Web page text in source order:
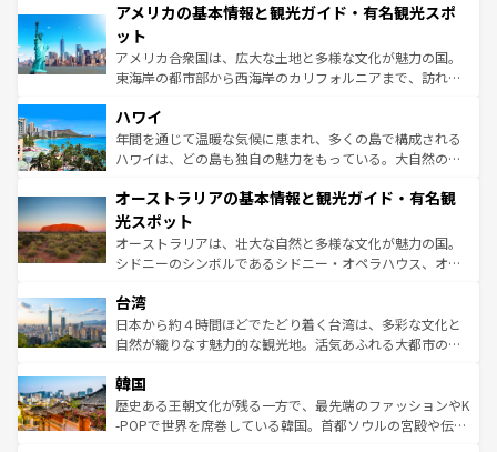
ンツ一覧を参照してほしい。
の建物がそのまま残る町や、スイスならではのユニークな
博物館もあり、アルプス観光だけでなく町歩きも満喫する
ことができる。国民の所得が高いため物価も高いが、旅行
者向けの交通パス提供のサービスもあり、うまく活用すれ
着のスイス情報は
アメリカの基本情報と観光ガイド・有名観光スポ
ット
アメリカ合衆国は、広大な土地と多様な文化が魅力の国。
東海岸の都市部から西海岸のカリフォルニアまで、訪れる
のような巨大都市は、観光、ショッピング、エンターテイ
ンメントが詰まった刺激的なスポットだ。一方、アメリカ
西部には大自然が広がり、グランドキャニオンやイエロー
部のニューオーリンズでは、音楽と美食が融合した独特の
文化が魅力。旅行者はアメリカの各地域で異なる魅力を楽
しみながら、その多様性と豊かな歴史を感じることができ
るだろう。車でのロードトリップや列車の旅も、アメリカ
情報は
ハワイ
年間を通じて温暖な気候に恵まれ、多くの島で構成される
ハワイは、どの島も独自の魅力をもっている。大自然の神
ワイ島は見逃せない。また、定番の観光地といえばオアフ
島だが、静かな自然を求めるならマウイ島やカウアイ島が
おすすめ。エメラルドグリーンに輝く海をはじめ、豊かな
文化や歴史が息づいている。「アロハスピリット」と呼ば
人々、おいしいローカルフードやハワイアンミュージッ
ク、伝統的なフラダンスなど、すべてがハワイの魅力を彩
っている。訪れるたびに新しい発見と感動が待っているハ
はコンテンツ一覧
オーストラリアの基本情報と観光ガイド・有名観
光スポット
オーストラリアは、壮大な自然と多様な文化が魅力の国。
シドニーのシンボルであるシドニー・オペラハウス、オー
リアリーフや大陸中央部にそびえるウルル（エアーズロッ
ク）、タスマニアの美しい原生林やケアンズの熱帯雨林な
ど、見どころがたくさん。また、カフェやワイン、オージ
いる。アクティビティも充実しており、サーフィンやダイ
ビング、ハイキングなど、アウトドア好きにはたまらな
い。オーストラリアの多彩な魅力を存分に味わいつくそ
台湾
日本から約４時間ほどでたどり着く台湾は、多彩な文化と
自然が織りなす魅力的な観光地。活気あふれる大都市の台
ン）、静ひつな山岳地帯である台湾東部など、都市の喧騒
と山間の静けさが共存しており、訪れる人に新しい発見と
驚きをもたらしてくれる。また、奥深い台湾の食文化も魅
韓国
歴史ある王朝文化が残る一方で、最先端のファッションやK
-POPで世界を席巻している韓国。首都ソウルの宮殿や伝統